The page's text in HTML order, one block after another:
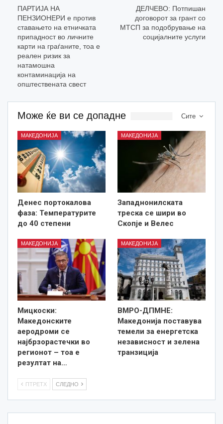
ПАРТИЈА НА
ПЕНЗИОНЕРИ е против
ставањето на етничката
припадност во личните
карти на граѓаните, тоа е
реален ризик за
натамошна
контаминација на
општествената свест
ДЕЛЧЕВО: Потпишан
договорот за грант со
МТСП за подобрување на
социјалните услуги
Сите
Може ќе ви се допадне
МАКЕДОНИЈА
Денес портокалова
фаза: Температурите
до 40 степени
МАКЕДОНИЈА
Западнонилската
треска се шири во
Скопје и Велес
МАКЕДОНИЈА
Мицкоски:
Македонските
аеродроми се
најбрзорастечки во
регионот – тоа е
резултат на…
МАКЕДОНИЈА
ВМРО-ДПМНЕ:
Македонија поставува
темели за енергетска
независност и зелена
транзиција
ПТРЕТХ СЛЕДНО